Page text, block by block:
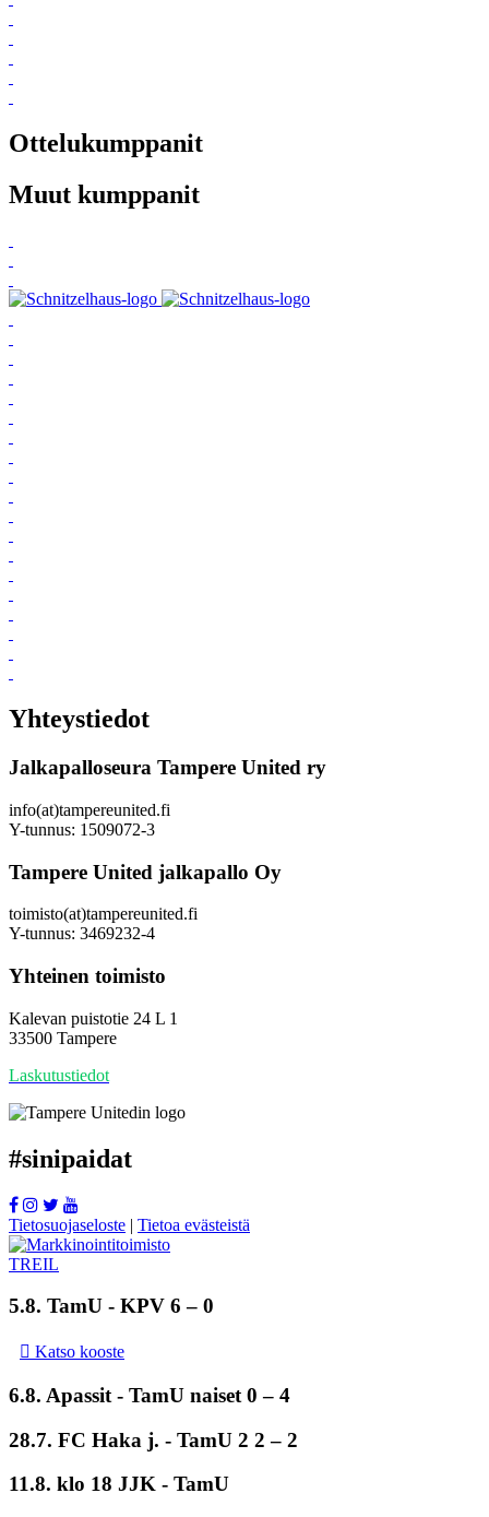
Ottelukumppanit
Muut kumppanit
Yhteystiedot
Jalkapalloseura Tampere United ry
info(at)tampereunited.fi
Y-tunnus: 1509072-3
Tampere United jalkapallo Oy
toimisto(at)tampereunited.fi
Y-tunnus: 3469232-4
Yhteinen toimisto
Kalevan puistotie 24 L 1
33500 Tampere
Laskutustiedot
#sinipaidat
Tietosuojaseloste | Tietoa evästeistä
5.8. TamU - KPV 6 – 0
Katso kooste
6.8. Apassit - TamU naiset 0 – 4
28.7. FC Haka j. - TamU 2 2 – 2
11.8. klo 18 JJK - TamU